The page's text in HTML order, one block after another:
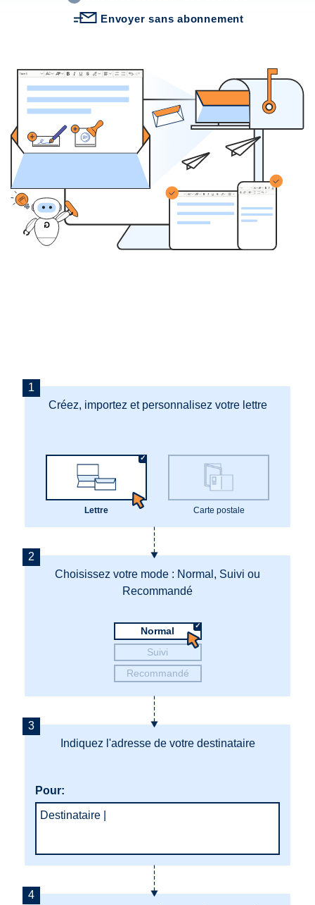
mentionnés si cela est nécessaire pour décrire le mode d'acheminement des
L'impression et le dépôt de vos courriers au centre de tri se fera bien tous les
jours,pour tous les courriers reçu avant 17H
. Les courriers reçus après
17h seront traités au plus vite le lendemain. Les courriers validés le weekend
Formats des adresses : afin de garantir le bon acheminement de vos
courriers, il est fortement recommandé de n'utiliser que l'alphabet latin sur
notre site.
Envoyer sans abonnement
Créez, importez et personnalisez votre lettre
Lettre Carte postale
Choisissez votre mode : Normal, Suivi ou
Recommandé
Normal
Suivi
Recommandé
Indiquez l'adresse de votre destinataire
Pour:
Destinataire